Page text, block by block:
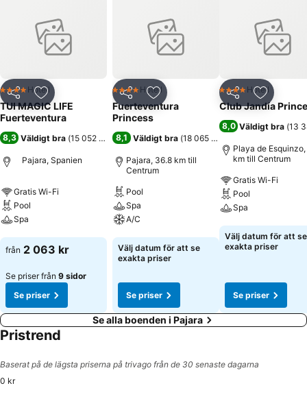
Dela Lägg till i Mina Favoriter
4 StjärnorHotell
TUI MAGIC LIFE
Fuerteventura
8,3 Väldigt bra (15 052 betyg)
Pajara, Spanien
Gratis Wi-Fi
Pool
Spa
Se priser
från 2 063 kr
Se priser från 9 sidor
Se priser
Dela Lägg till i Mina Favoriter
4 StjärnorHotell
Fuerteventura
Princess
8,1 Väldigt bra (18 065 betyg
Pajara, 36.8 km till
Centrum
Pool
Spa
A/C
Se priser
Välj datum för att se
exakta priser
Se priser
Dela Lägg till
4 StjärnorHotell
Club Jandía
8,0 Väldigt bra (13
Playa de
km till Centrum
Gratis Wi-Fi
Pool
Spa
Se priser
Välj datum för att se
exakta priser
Se priser
Se alla boenden i Pajara
Pristrend
Baserat på de lägsta priserna på trivago från de 30 senaste dagarna
0 kr